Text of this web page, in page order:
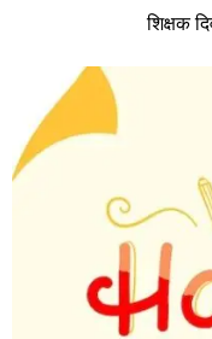
शिक्षक